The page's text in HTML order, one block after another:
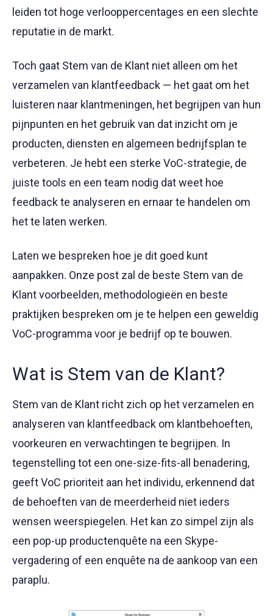
leiden tot hoge verlooppercentages en een slechte
reputatie in de markt.
Toch gaat Stem van de Klant niet alleen om het
verzamelen van klantfeedback — het gaat om het
luisteren naar klantmeningen, het begrijpen van hun
pijnpunten en het gebruik van dat inzicht om je
producten, diensten en algemeen bedrijfsplan te
verbeteren. Je hebt een sterke VoC-strategie, de
juiste tools en een team nodig dat weet hoe
feedback te analyseren en ernaar te handelen om
het te laten werken.
Laten we bespreken hoe je dit goed kunt
aanpakken. Onze post zal de beste Stem van de
Klant voorbeelden, methodologieën en beste
praktijken bespreken om je te helpen een geweldig
VoC-programma voor je bedrijf op te bouwen.
Wat is Stem van de Klant?
Stem van de Klant richt zich op het verzamelen en
analyseren van klantfeedback om klantbehoeften,
voorkeuren en verwachtingen te begrijpen. In
tegenstelling tot een one-size-fits-all benadering,
geeft VoC prioriteit aan het individu, erkennend dat
de behoeften van de meerderheid niet ieders
wensen weerspiegelen. Het kan zo simpel zijn als
een pop-up productenquête na een Skype-
vergadering of een enquête na de aankoop van een
paraplu.